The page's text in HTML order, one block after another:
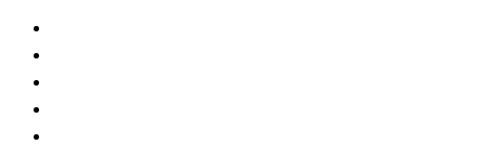
Zum
Inhalt
springen